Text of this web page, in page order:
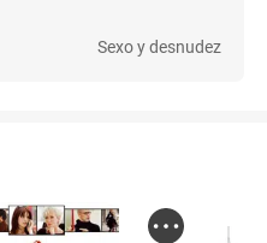
Sexo y desnudez